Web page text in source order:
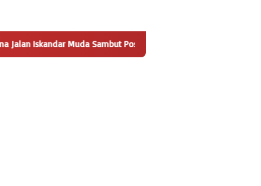
Positif Pembangunan Tempat Pengelolaan Sampah